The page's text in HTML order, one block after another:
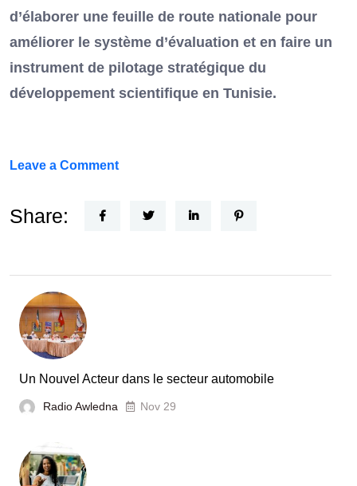
d’élaborer une feuille de route nationale pour
améliorer le système d’évaluation et en faire un
instrument de pilotage stratégique du
développement scientifique en Tunisie.
Leave a Commenton
Horizon
la
France
Share:
Un Nouvel Acteur dans le secteur automobile
Radio Awledna Nov 29